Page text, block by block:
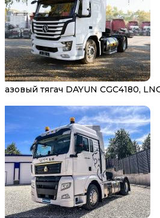
Газовый тягач DAYUN CGC4180,